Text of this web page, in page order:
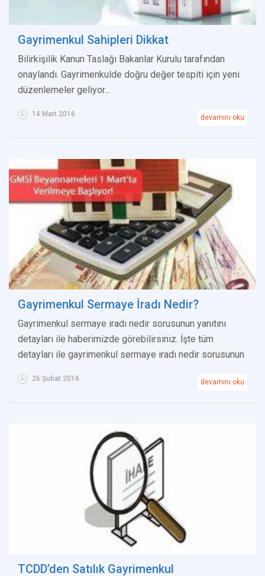
Gayrimenkul Sahipleri Dikkat
Bilirkişilik Kanun Taslağı Bakanlar Kurulu tarafından
onaylandı. Gayrimenkulde doğru değer tespiti için yeni
düzenlemeler geliyor...
14 Mart 2016 devamını oku
Gayrimenkul Sermaye İradı Nedir?
Gayrimenkul sermaye iradı nedir sorusunun yanıtını
detayları ile haberimizde görebilirsiniz. İşte tüm
detayları ile gayrimenkul sermaye iradı nedir sorusunun
26 Şubat 2016 devamını oku
TCDD’den Satılık Gayrimenkul